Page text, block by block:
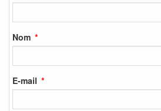
Nom
E-mail